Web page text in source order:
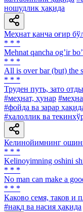
ношудлик ҳақида
Меҳнат қанча оғир
* * *
Mehnat qancha ogʼir
* * *
All is over bar (but) the
* * *
Труден путь, зато
#меҳнат, ҳунар
#фойда ва зарар
#ҳалоллик ва
Келинойимнинг
* * *
Kelinoyimning oshini
* * *
No man can make a
* * *
Каково семя, таков и
#нақд ва насия ҳақида